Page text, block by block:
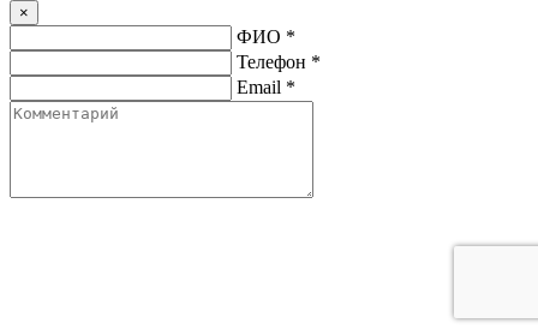
×
ФИО *
Телефон *
Email *